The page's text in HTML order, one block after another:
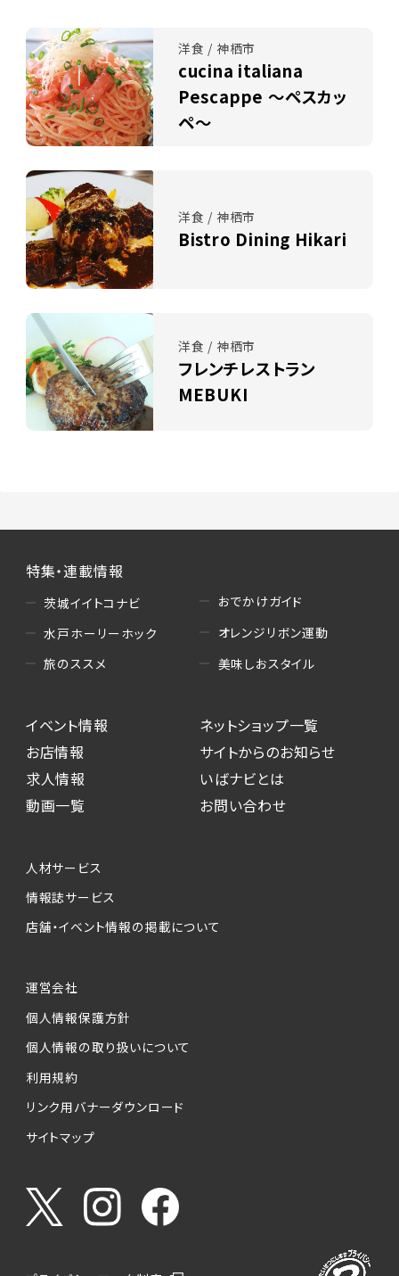
洋食 / 神栖市
cucina italiana
Pescappe ～ペスカッ
ペ～
洋食 / 神栖市
Bistro Dining Hikari
洋食 / 神栖市
フレンチレストラン
MEBUKI
特集・連載情報
茨城イイトコナビ
水戸ホーリーホック
旅のススメ
おでかけガイド
オレンジリボン運動
美味しおスタイル
イベント情報
お店情報
求人情報
動画一覧
ネットショップ一覧
サイトからのお知らせ
いばナビとは
お問い合わせ
人材サービス
情報誌サービス
店舗・イベント情報の掲載について
運営会社
個人情報保護方針
個人情報の取り扱いについて
利用規約
リンク用バナーダウンロード
サイトマップ